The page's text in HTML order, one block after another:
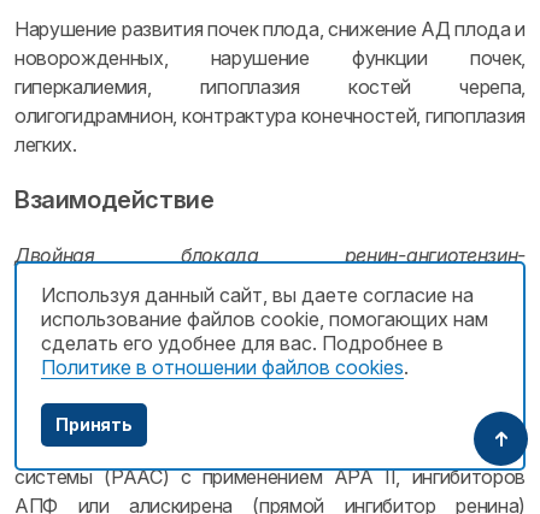
Нарушение развития почек плода, снижение АД плода и
новорожденных, нарушение функции почек,
гиперкалиемия, гипоплазия костей черепа,
олигогидрамнион, контрактура конечностей, гипоплазия
легких.
Взаимодействие
Двойная блокада ренин-ангиотензин-
альдостероновой системы
В литературе сообщалось, что у пациентов с
диагностированным атеросклеротическим
сахарным диабетом с поражением органов-мишеней,
двойная блокада ренин-ангиотензин-альдостероновой
системы (РААС) с применением АРА II, ингибиторов
АПФ или алискирена (прямой ингибитор ренина)
Используя данный сайт, вы даете согласие на
использование файлов cookie, помогающих нам
сделать его удобнее для вас. Подробнее в
Политике в отношении файлов cookies.
Принять